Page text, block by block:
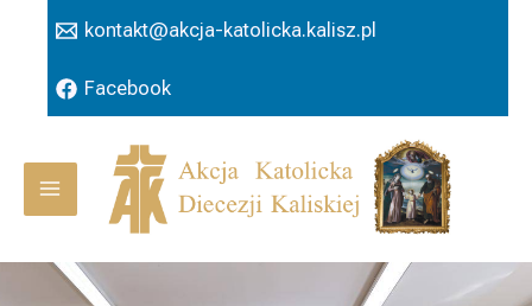
kontakt@akcja-katolicka.kalisz.pl
Facebook
Main
Menu